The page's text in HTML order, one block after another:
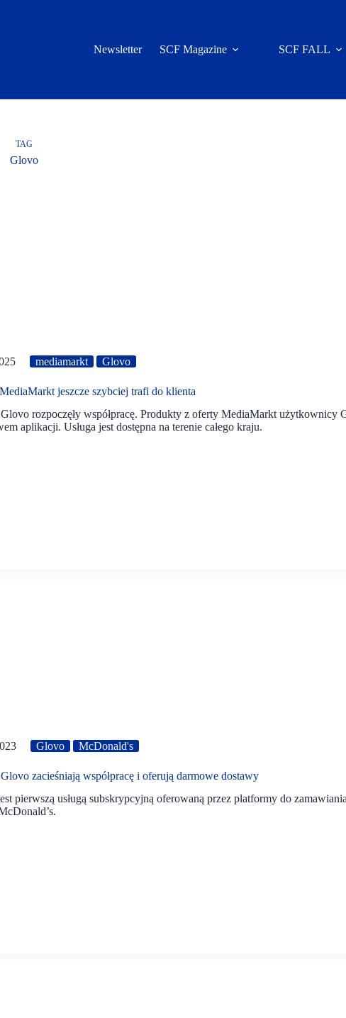
Newsletter SCF Magazine SCF FALL
TAG
Glovo
mediamarkt Glovo
jeszcze szybciej trafi do klienta
rozpoczęły współpracę. Produkty z oferty MediaMarkt użytkownicy
aplikacji. Usługa jest dostępna na terenie całego kraju.
Glovo McDonald's
zacieśniają współpracę i oferują darmowe dostawy
pierwszą usługą subskrypcyjną oferowaną przez platformy do